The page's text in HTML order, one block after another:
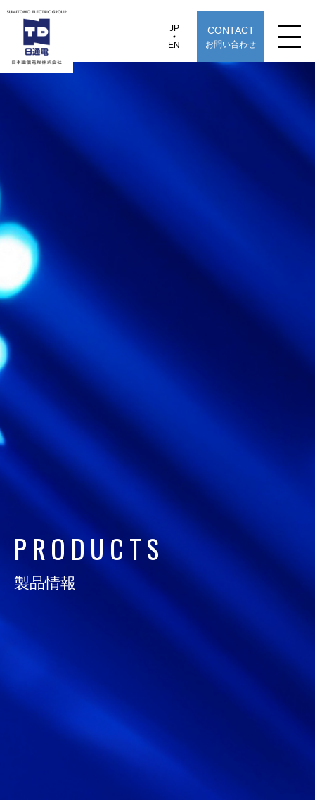
JP
EN
CONTACT
お問い合わせ
選定早見表から探す
技術情報
お知らせ
NEWS
EN
PRODUCTS
製品情報